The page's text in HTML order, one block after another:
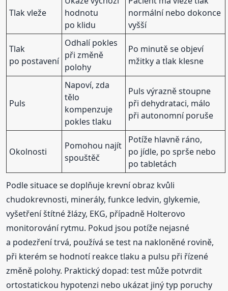
Tlak vleže
hodnotu
po klidu
normální nebo dokonce
vyšší
Tlak
po postavení
Odhalí pokles
při změně
polohy
Po minutě se objeví
mžitky a tlak klesne
Puls
Napoví, zda
tělo
kompenzuje
pokles tlaku
Puls výrazně stoupne
při dehydrataci, málo
při autonomní poruše
Okolnosti
Pomohou najít
spouštěč
Potíže hlavně ráno,
po jídle, po sprše nebo
po tabletách
Podle situace se doplňuje krevní obraz kvůli
chudokrevnosti, minerály, funkce ledvin, glykemie,
vyšetření štítné žlázy, EKG, případně Holterovo
monitorování rytmu. Pokud jsou potíže nejasné
a podezření trvá, používá se test na nakloněné rovině,
při kterém se hodnotí reakce tlaku a pulsu při řízené
změně polohy. Praktický dopad: test může potvrdit
ortostatickou hypotenzi nebo ukázat jiný typ poruchy